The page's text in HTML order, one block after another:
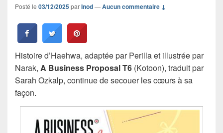
Posté le 03/12/2025parInod—Aucun commentaire ↓
Histoire d’Haehwa, adaptée par Perilla et illustrée par
Narak, A Business Proposal T6 (Kotoon), traduit par
Sarah Ozkalp, continue de secouer les cœurs à sa
façon.